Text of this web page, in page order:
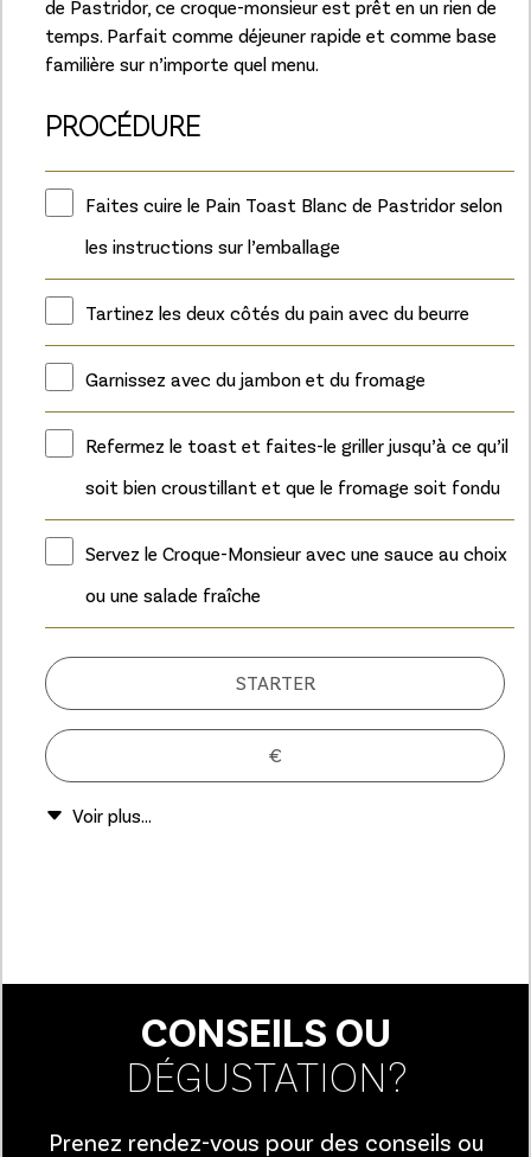
de Pastridor, ce croque-monsieur est prêt en un rien de
temps. Parfait comme déjeuner rapide et comme base
familière sur n’importe quel menu.
PROCÉDURE
Faites cuire le Pain Toast Blanc de Pastridor selon
les instructions sur l’emballage
Tartinez les deux côtés du pain avec du beurre
Garnissez avec du jambon et du fromage
Refermez le toast et faites-le griller jusqu’à ce qu’il
soit bien croustillant et que le fromage soit fondu
Servez le Croque-Monsieur avec une sauce au choix
ou une salade fraîche
STARTER
€
CONSEILS OU
DÉGUSTATION?
Prenez rendez-vous pour des conseils ou